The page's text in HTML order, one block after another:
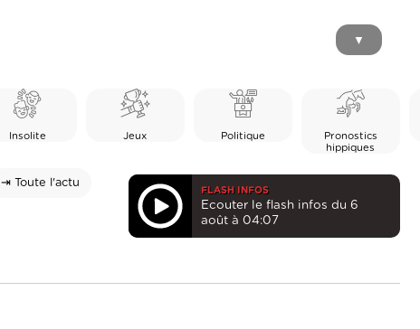
▼
Insolite Jeux Politique
Pronostics
hippiques
⇥ Toute l'actu
FLASH INFOS
Ecouter le flash infos du 6
août à 04:07